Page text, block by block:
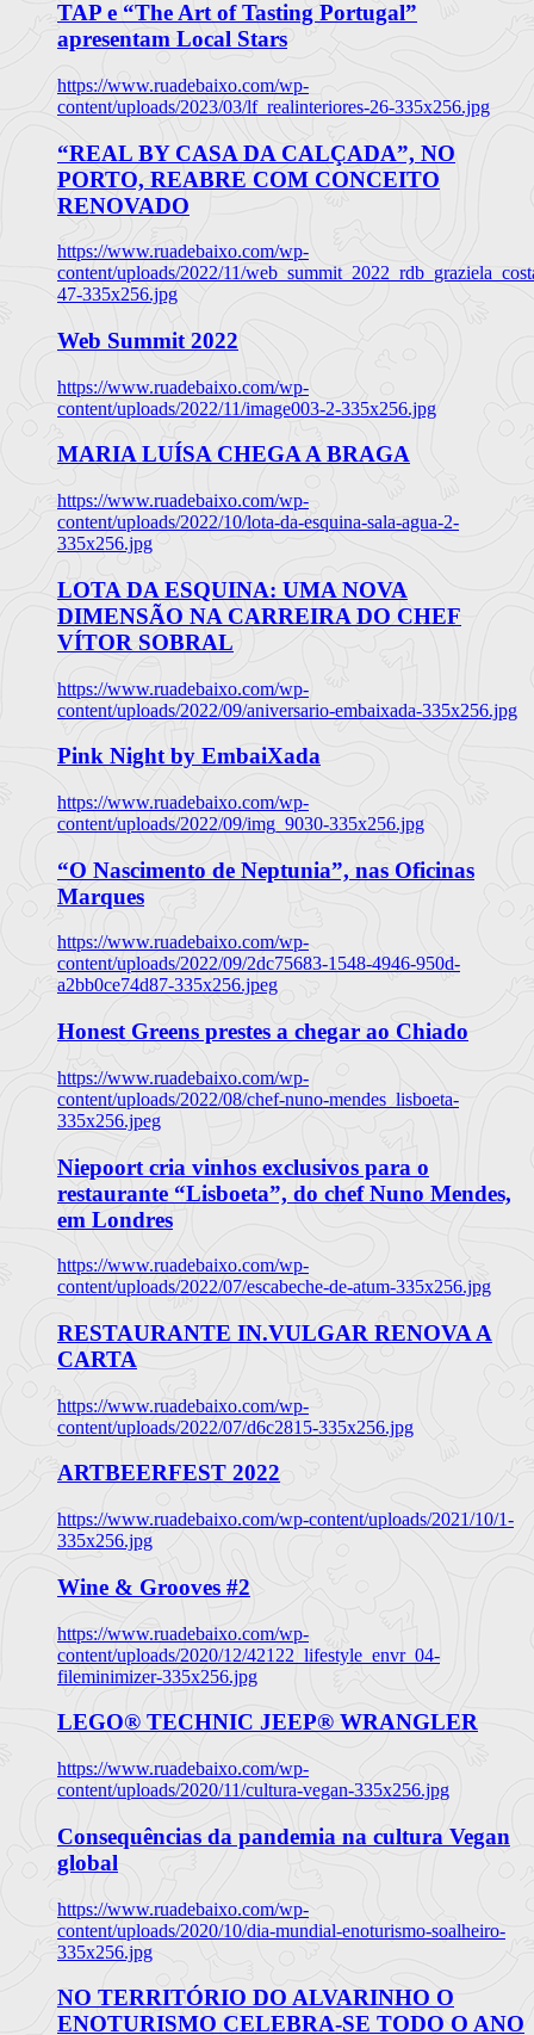
TAP e “The Art of Tasting Portugal”
apresentam Local Stars
https://www.ruadebaixo.com/wp-
content/uploads/2023/03/lf_realinteriores-26-335x256.jpg
“REAL BY CASA DA CALÇADA”, NO
PORTO, REABRE COM CONCEITO
RENOVADO
https://www.ruadebaixo.com/wp-
content/uploads/2022/11/
47-335x256.jpg
Web Summit 2022
https://www.ruadebaixo.com/wp-
content/uploads/2022/11/image003-2-335x256.jpg
MARIA LUÍSA CHEGA A BRAGA
https://www.ruadebaixo.com/wp-
content/uploads/2022/10/lota-da-esquina-sala-agua-2-
335x256.jpg
LOTA DA ESQUINA: UMA NOVA
DIMENSÃO NA CARREIRA DO CHEF
VÍTOR SOBRAL
https://www.ruadebaixo.com/wp-
content/uploads/2022/09/aniversario-embaixada-335x256.jpg
Pink Night by EmbaiXada
https://www.ruadebaixo.com/wp-
content/uploads/2022/09/img_9030-335x256.jpg
“O Nascimento de Neptunia”, nas Oficinas
Marques
https://www.ruadebaixo.com/wp-
content/uploads/2022/09/2dc75683-1548-4946-950d-
a2bb0ce74d87-335x256.jpeg
Honest Greens prestes a chegar ao Chiado
https://www.ruadebaixo.com/wp-
content/uploads/2022/08/chef-nuno-mendes_lisboeta-
335x256.jpeg
Niepoort cria vinhos exclusivos para o
restaurante “Lisboeta”, do chef Nuno Mendes,
em Londres
https://www.ruadebaixo.com/wp-
content/uploads/2022/07/escabeche-de-atum-335x256.jpg
RESTAURANTE IN.VULGAR RENOVA A
CARTA
https://www.ruadebaixo.com/wp-
content/uploads/2022/07/d6c2815-335x256.jpg
ARTBEERFEST 2022
https://www.ruadebaixo.com/wp-content/uploads/2021/10/1-
335x256.jpg
Wine & Grooves #2
https://www.ruadebaixo.com/wp-
content/uploads/2020/12/42122_lifestyle_envr_04-
fileminimizer-335x256.jpg
LEGO® TECHNIC JEEP® WRANGLER
https://www.ruadebaixo.com/wp-
content/uploads/2020/11/cultura-vegan-335x256.jpg
Consequências da pandemia na cultura Vegan
global
https://www.ruadebaixo.com/wp-
content/uploads/2020/10/dia-mundial-enoturismo-soalheiro-
335x256.jpg
NO TERRITÓRIO DO ALVARINHO O
ENOTURISMO CELEBRA-SE TODO O ANO